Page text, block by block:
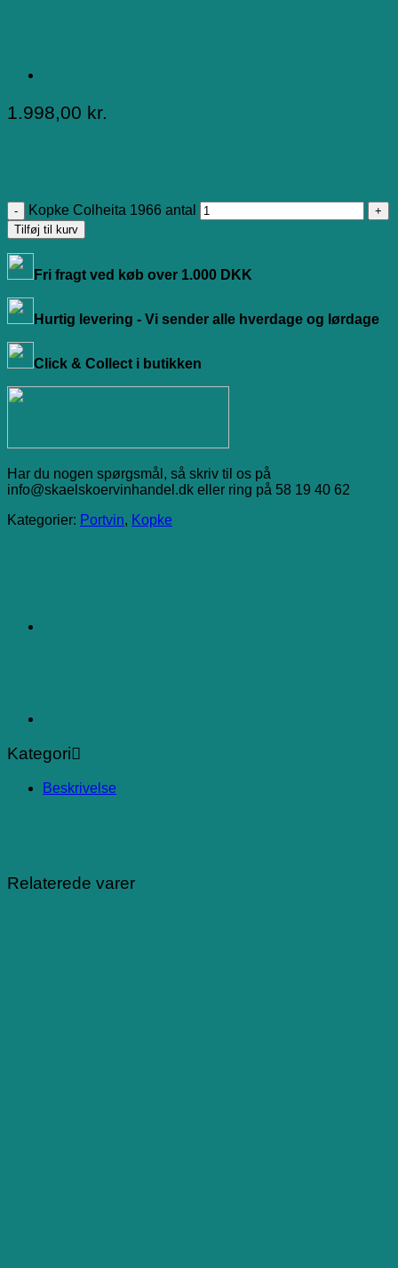
1.998,00 kr.
Kopke Colheita 1966 antal
Tilføj til kurv
Fri fragt ved køb over 1.000 DKK
Hurtig levering - Vi sender alle hverdage og lørdage
Click & Collect i butikken
Har du nogen spørgsmål, så skriv til os på
info@skaelskoervinhandel.dk eller ring på 58 19 40 62
Kategorier: Portvin, Kopke
Kategori
Beskrivelse
Relaterede varer